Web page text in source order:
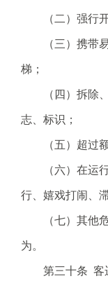
（二）强行开
（三）携带易
梯；
（四）拆除、
志、标识；
（五）超过额
（六）在运行
行、嬉戏打闹、
（七）其他危
为。
第三十条 客运